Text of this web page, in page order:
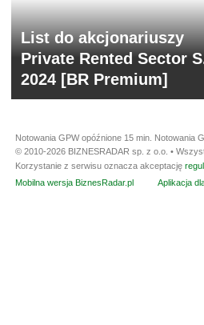
List do akcjonariuszy
Private Rented Sector
2024 [BR Premium]
Notowania GPW opóźnione 15 min. Notowania
© 2010-2026 BIZNESRADAR sp. z o.o. •
Korzystanie z serwisu oznacza akceptację
Mobilna wersja BiznesRadar.pl
Aplikacja